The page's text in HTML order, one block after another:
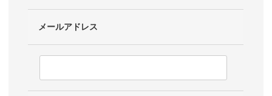
メールアドレス